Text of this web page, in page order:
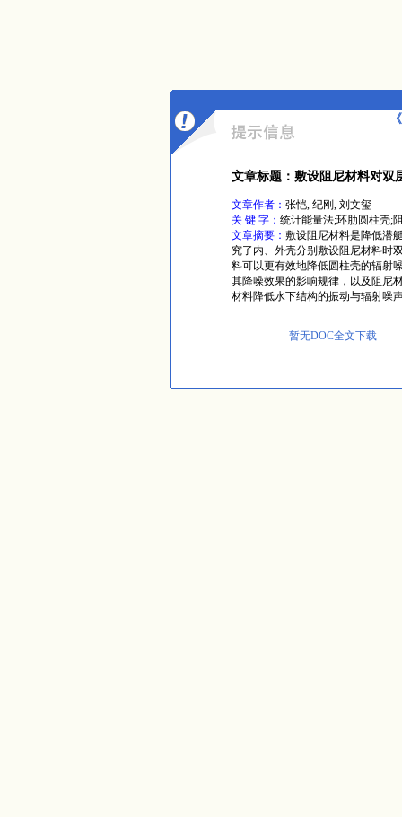
文章标题：敷设阻尼材料对双
文章作者： 张恺, 纪刚, 刘文玺
关 键 字： 统计能量法;环肋圆柱壳;
文章摘要： 敷设阻尼材料是降低潜
究了内、外壳分别敷设阻尼材料时
料可以更有效地降低圆柱壳的辐射
其降噪效果的影响规律，以及阻尼
材料降低水下结构的振动与辐射噪
暂无DOC全文下载